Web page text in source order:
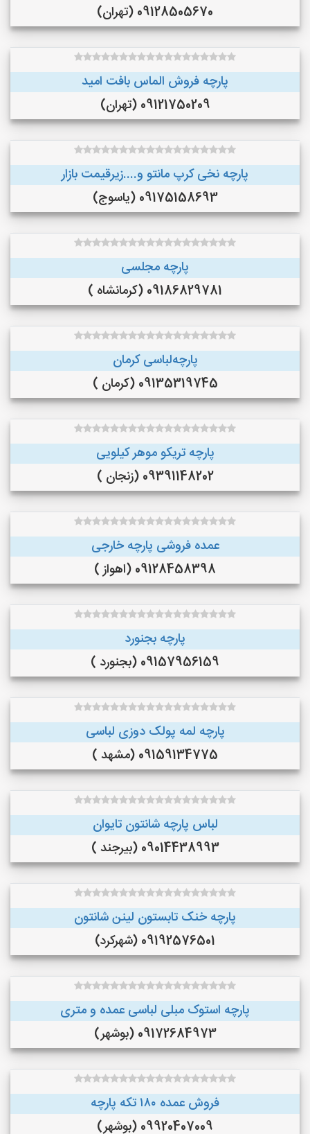
09128505670 (تهران)
پارچه فروش الماس بافت امید
09121750209 (تهران)
پارچه نخی کرپ مانتو و....زیرقیمت بازار
09175158693 (یاسوج)
پارچه مجلسی
09186829781 (کرمانشاه )
پارچه‌لباسی کرمان
09135319745 (کرمان )
پارچه تریکو موهر کیلویی
09391148202 (زنجان )
عمده فروشی پارچه خارجی
09128458398 (اهواز )
پارچه بجنورد
09157956159 (بجنورد )
پارچه لمه پولک دوزی لباسی
09159134775 (مشهد )
لباس پارچه شانتون تایوان
09014438993 (بیرجند )
پارچه خنک تابستون لینن شانتون
09192576501 (شهرکرد)
پارچه استوک مبلی لباسی عمده و متری
09172684973 (بوشهر)
فروش عمده ۱۸۰ تکه پارچه
09920407009 (بوشهر)